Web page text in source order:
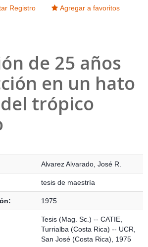
Registro Agregar a favoritos
de 25 años
en un hato
trópico
Alvarez Alvarado, José R.
tesis de maestría
1975
Tesis (Mag. Sc.) -- CATIE,
Turrialba (Costa Rica) -- UCR,
San José (Costa Rica), 1975